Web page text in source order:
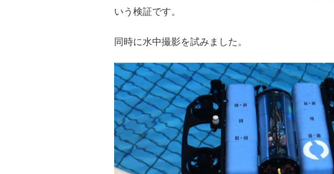
いう検証です。
同時に水中撮影を試みました。